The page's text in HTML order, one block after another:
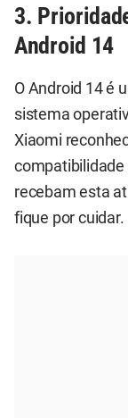
3.
Android 14
O Android 14 é
sistema
Xiaomi
compatibilidade
recebam esta
fique por cuidar.